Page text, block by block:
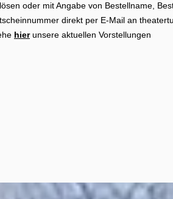
oder mit Angabe von Bestellname,
direkt per E-Mail an
hierunsere aktuellen Vorstellungen